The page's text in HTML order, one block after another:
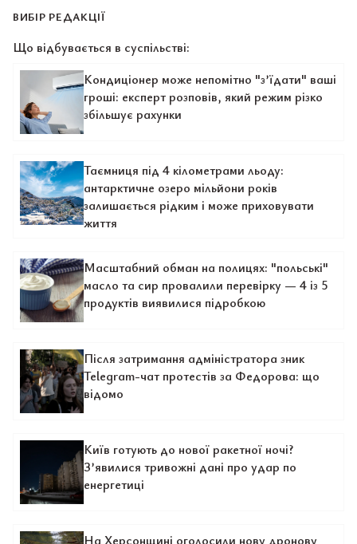
ВИБІР РЕДАКЦІЇ
Що відбувається в суспільстві:
Кондиціонер може непомітно "з’їдати" ваші
гроші: експерт розповів, який режим різко
збільшує рахунки
Таємниця під 4 кілометрами льоду:
антарктичне озеро мільйони років
залишається рідким і може приховувати
життя
Масштабний обман на полицях: "польські"
масло та сир провалили перевірку — 4 із 5
продуктів виявилися підробкою
Після затримання адміністратора зник
Telegram-чат протестів за Федорова: що
відомо
Київ готують до нової ракетної ночі?
З’явилися тривожні дані про удар по
енергетиці
На Херсонщині оголосили нову дронову